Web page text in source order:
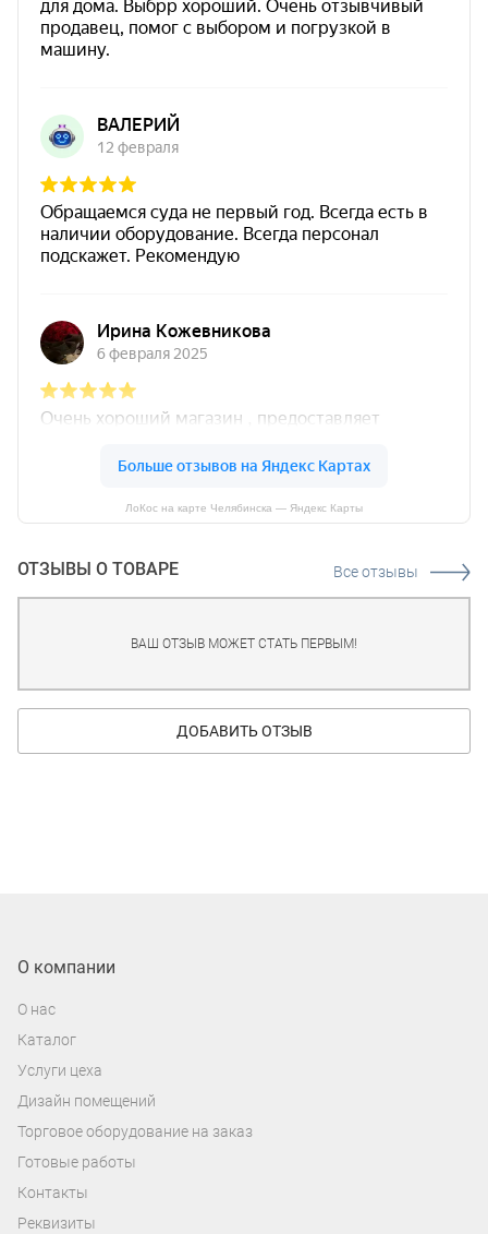
ЛоКос на карте Челябинска — Яндекс Карты
ОТЗЫВЫ О ТОВАРЕ Все отзывы
ВАШ ОТЗЫВ МОЖЕТ СТАТЬ ПЕРВЫМ!
ДОБАВИТЬ ОТЗЫВ
О компании
О нас
Каталог
Услуги цеха
Дизайн помещений
Торговое оборудование на заказ
Готовые работы
Контакты
Реквизиты